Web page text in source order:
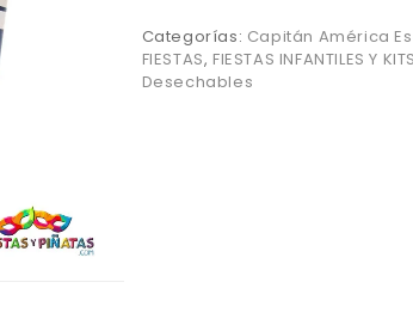
Categorías: Capitán América
FIESTAS, FIESTAS INFANTILES Y
Desechables